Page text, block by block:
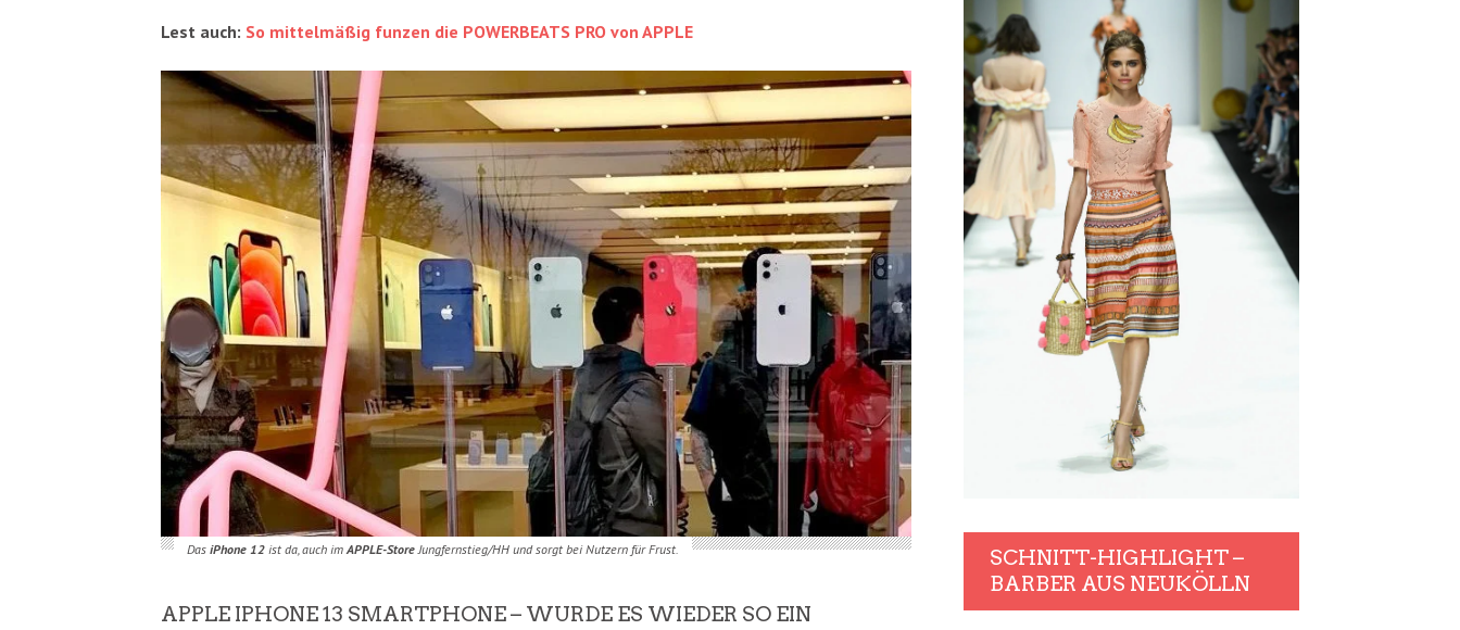
Lest auch: So mittelmäßig funzen die POWERBEATS PRO von APPLE
Das iPhone 12ist da, auch im APPLE-StoreJungfernstieg/HH und sorgt bei Nutzern für Frust.
APPLE IPHONE 13 SMARTPHONE – WURDE ES WIEDER SO EIN
SCHNITT-HIGHLIGHT –
BARBER AUS NEUKÖLLN